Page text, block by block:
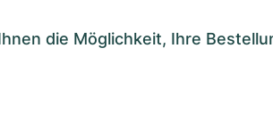
die Möglichkeit, Ihre